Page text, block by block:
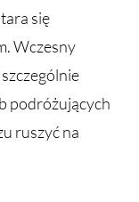
się
Wczesny
podróżujących
ruszyć na